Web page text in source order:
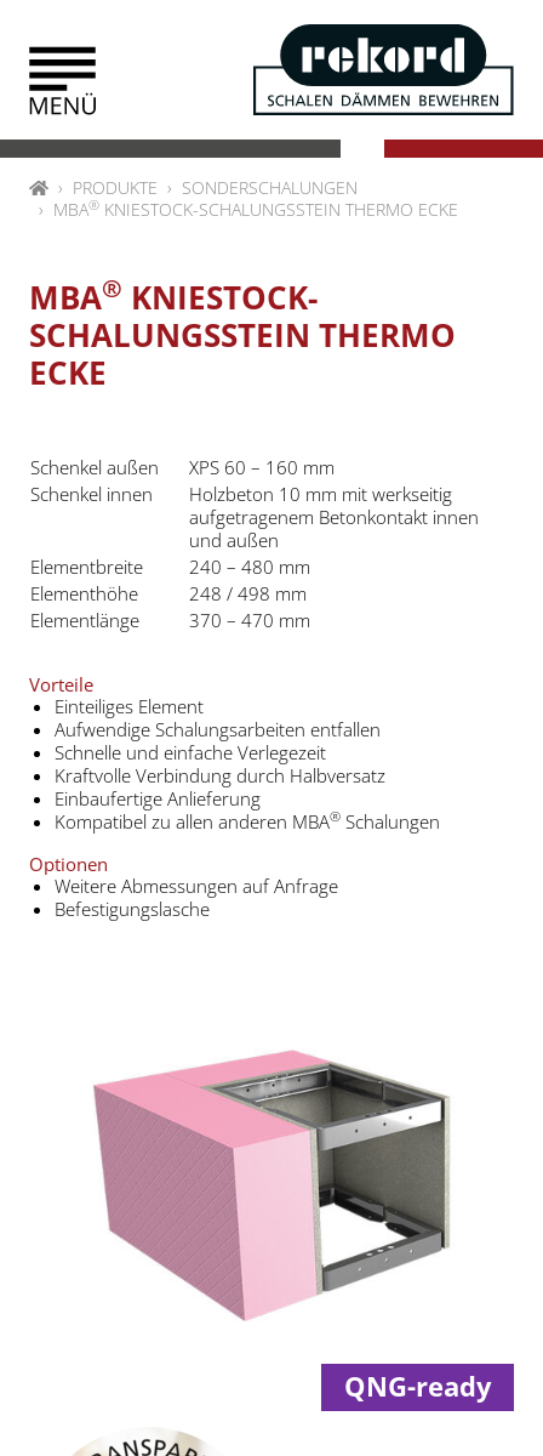
HOMEPRODUKTE
SONDERSCHALUNGEN
MBA® KNIESTOCK-SCHALUNGSSTEIN THERMO ECKE
MBA® KNIESTOCK-
SCHALUNGSSTEIN THERMO
ECKE
Schenkel außen
XPS 60 – 160 mm
Schenkel innen
Holzbeton 10 mm mit werkseitig
aufgetragenem Betonkontakt innen
und außen
Elementbreite
240 – 480 mm
Elementhöhe
248 / 498 mm
Elementlänge
370 – 470 mm
Vorteile
Einteiliges Element
Aufwendige Schalungsarbeiten entfallen
Schnelle und einfache Verlegezeit
Kraftvolle Verbindung durch Halbversatz
Einbaufertige Anlieferung
Kompatibel zu allen anderen MBA®Schalungen
Optionen
Weitere Abmessungen auf Anfrage
Befestigungslasche
QNG-ready